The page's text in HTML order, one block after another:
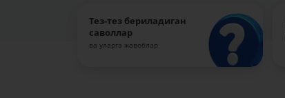
Тез-тез бериладиган
саволлар
ва уларга жавоблар